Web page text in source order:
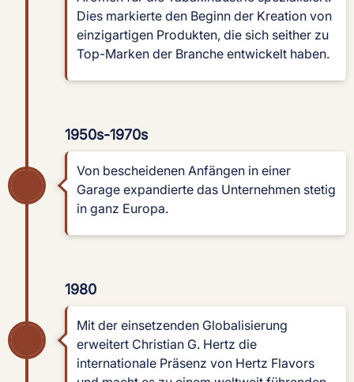
Dies markierte den Beginn der Kreation von
einzigartigen Produkten, die sich seither zu
Top-Marken der Branche entwickelt haben.
1950s-1970s
Von bescheidenen Anfängen in einer
Garage expandierte das Unternehmen stetig
in ganz Europa.
1980
Mit der einsetzenden Globalisierung
erweitert Christian G. Hertz die
internationale Präsenz von Hertz Flavors